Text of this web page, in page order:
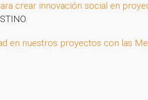
crear innovación social en
en nuestros proyectos con las